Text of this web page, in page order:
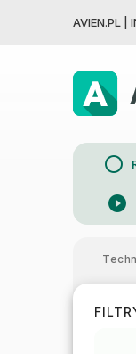
AVIEN.PL |
circle
play_circle_filled